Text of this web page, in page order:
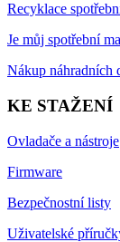
Recyklace
Je můj spotřební
Nákup náhradních
KE STAŽENÍ
Ovladače a nástroje
Firmware
Bezpečnostní listy
Uživatelské